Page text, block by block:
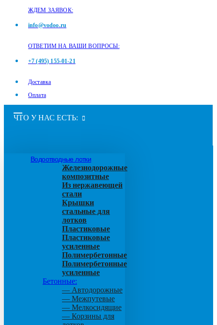
ЖДЕМ ЗАЯВОК:
info@vodoo.ru
ОТВЕТИМ НА ВАШИ ВОПРОСЫ:
+7 (495) 155-01-21
Доставка
Оплата
ЧТО У НАС ЕСТЬ:
Водоотводные лотки
Железнодорожные
композитные
Из нержавеющей
стали
Крышки
стальные для
лотков
Пластиковые
Пластиковые
усиленные
Полимербетонные
Полимербетонные
усиленные
Бетонные:
— Автодорожные
— Межпутевые
— Мелкосидящие
— Корзины для